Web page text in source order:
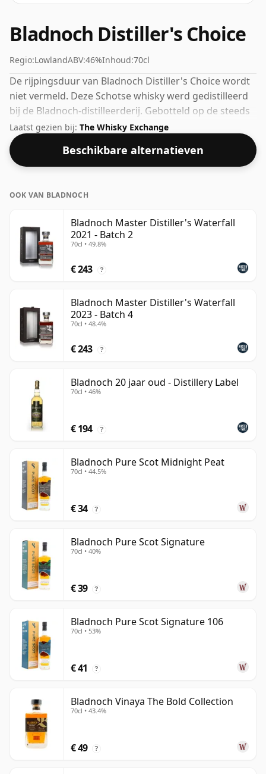
Bladnoch Distiller's Choice
Regio:LowlandABV:46%Inhoud:70cl
De rijpingsduur van Bladnoch Distiller's Choice wordt
niet vermeld. Deze Schotse whisky werd gedistilleerd
bij de Bladnoch-distilleerderij. Gebotteld op de steeds
populairder wordende sterkte van 46%, wat een
respectabel alcoholpercentage is.
Laatst gezien bij: The Whisky Exchange
Beschikbare alternatieven
OOK VAN BLADNOCH
Bladnoch Master Distiller's Waterfall
2021 - Batch 2
70cl • 49.8%
€ 243 ?
Bladnoch Master Distiller's Waterfall
2023 - Batch 4
70cl • 48.4%
€ 243 ?
Bladnoch 20 jaar oud - Distillery Label
70cl • 46%
€ 194 ?
Bladnoch Pure Scot Midnight Peat
70cl • 44.5%
€ 34 ?
Bladnoch Pure Scot Signature
70cl • 40%
€ 39 ?
Bladnoch Pure Scot Signature 106
70cl • 53%
€ 41 ?
Bladnoch Vinaya The Bold Collection
70cl • 43.4%
€ 49 ?